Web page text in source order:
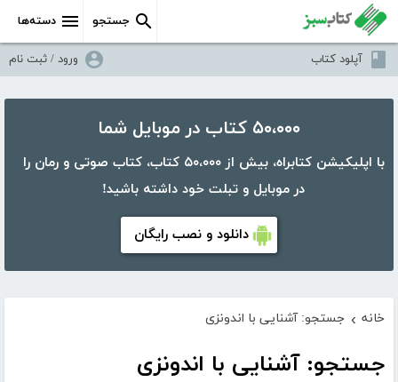
دسته‌ها جستجو
آپلود کتاب ورود / ثبت نام
۵۰،۰۰۰ کتاب در موبایل شما
با اپلیکیشن کتابراه، بیش از ۵۰،۰۰۰ کتاب، کتاب صوتی و رمان را
در موبایل و تبلت خود داشته باشید!
دانلود و نصب رایگان
خانه › جستجو: آشنایی با اندونزی
جستجو: آشنایی با اندونزی